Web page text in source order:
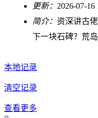
更新： 2026-07-16
简介： 资深讲古
下一块石碑？荒
本地记录
清空记录
查看更多